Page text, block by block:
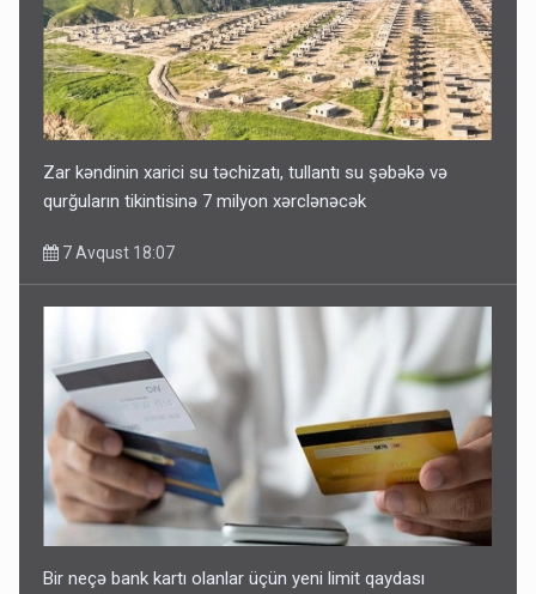
Zar kəndinin xarici su təchizatı, tullantı su şəbəkə və
qurğuların tikintisinə 7 milyon xərclənəcək
7 Avqust 18:07
Bir neçə bank kartı olanlar üçün yeni limit qaydası